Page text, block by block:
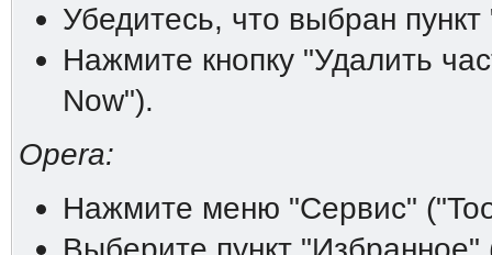
Убедитесь, что выбран
Нажмите кнопку "Удалить
Now").
Opera:
Нажмите меню "Сервис"